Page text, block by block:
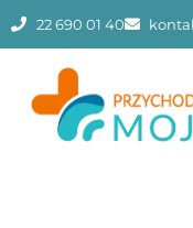
22 690 01 40